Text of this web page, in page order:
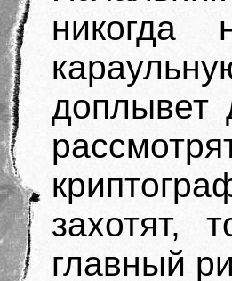
никогда
доплывет
захотят,
главный